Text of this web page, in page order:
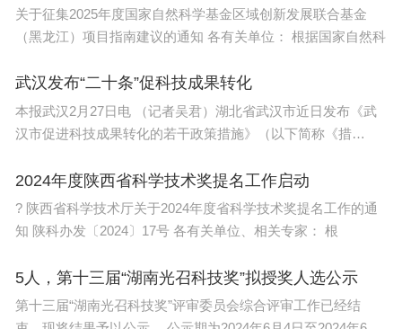
根据《2024年关税调整方案》调整的关税税
目、税率内容及海关进出口商品涉税规范申报目录
（2024年版）均可通过海关总署门户网站查询，供
申报参考。
州）
相关政策：海关总署公告2023年第196号（关于
执行2024年关税调整方案等政策有关事宜的公告）
关于征集2025年度国家自然科学基金区域创新发展联合基金
（黑龙江）项目指南建议的通知 各有关单位： 根据国家自然科
武汉发布“二十条”促科技成果转化
本报武汉2月27日电 （记者吴君）湖北省武汉市近日发布《武
汉市促进科技成果转化的若干政策措施》（以下简称《措
2024年度陕西省科学技术奖提名工作启动
? 陕西省科学技术厅关于2024年度省科学技术奖提名工作的通
知 陕科办发〔2024〕17号 各有关单位、相关专家： 根
5人，第十三届“湖南光召科技奖”拟授奖人选公示
第十三届“湖南光召科技奖”评审委员会综合评审工作已经结